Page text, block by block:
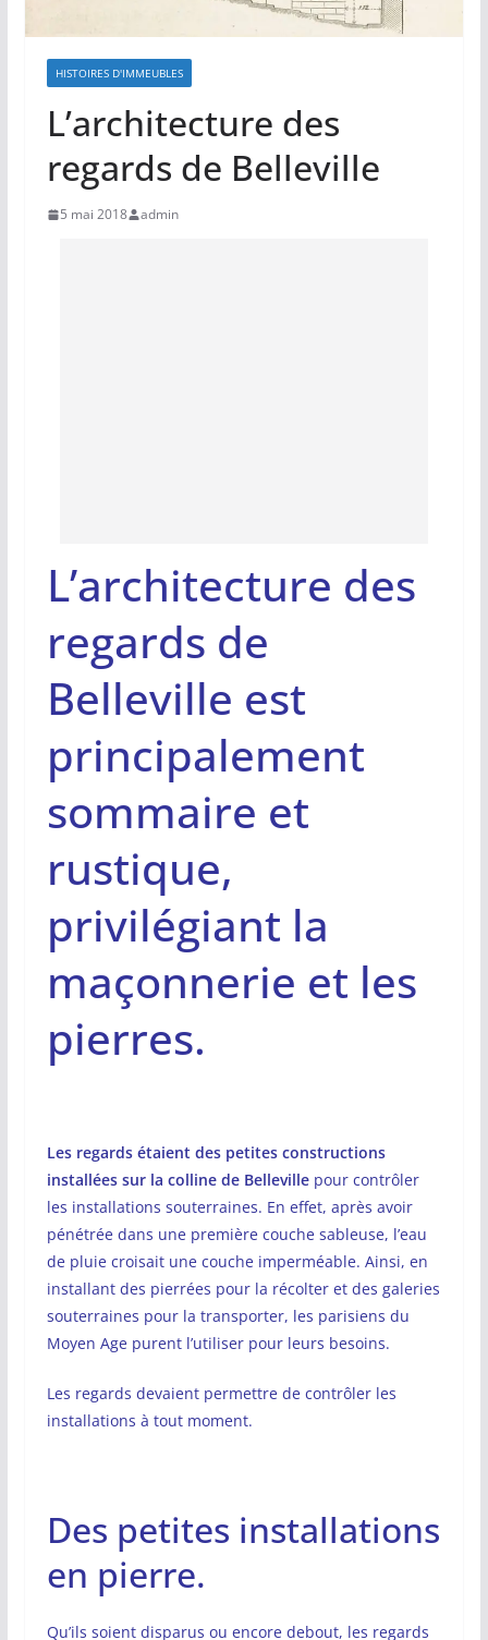
HISTOIRES D'IMMEUBLES
L’architecture des
regards de Belleville
5 mai 2018 admin
L’architecture des
regards de
Belleville est
principalement
sommaire et
rustique,
privilégiant la
maçonnerie et les
pierres.
Les regards étaient des petites constructions
installées sur la colline de Bellevillepour contrôler
les installations souterraines. En effet, après avoir
pénétrée dans une première couche sableuse, l’eau
de pluie croisait une couche imperméable. Ainsi, en
installant des pierrées pour la récolter et des galeries
souterraines pour la transporter, les parisiens du
Moyen Age purent l’utiliser pour leurs besoins.
Les regards devaient permettre de contrôler les
installations à tout moment.
Des petites installations
en pierre.
Qu’ils soient disparus ou encore debout, les regards